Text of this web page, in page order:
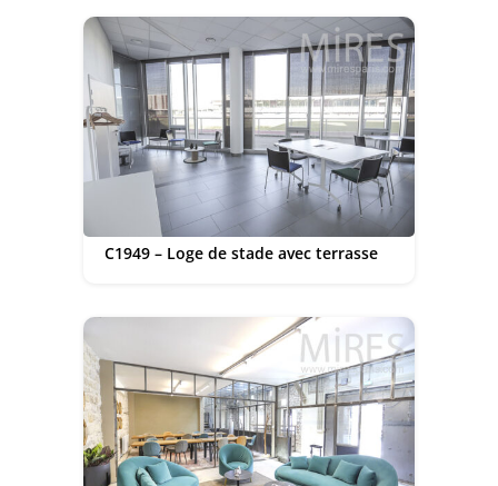
C1949 – Loge de stade avec terrasse